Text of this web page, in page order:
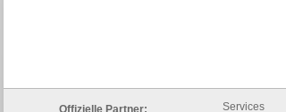
Offizielle Partner: Services